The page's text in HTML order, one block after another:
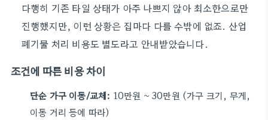
다행히 기존 타일 상태가 아주 나쁘지 않아 최소한으로만
진행했지만, 이런 상황은 집마다 다를 수밖에 없죠. 산업
폐기물 처리 비용도 별도라고 안내받았습니다.
조건에 따른 비용 차이
단순 가구 이동/교체: 10만원 ~ 30만원 (가구 크기, 무게,
이동 거리 등에 따라)